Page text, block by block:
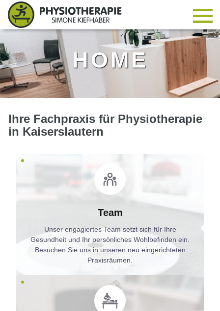
HOME
Ihre Fachpraxis für Physiotherapie
in Kaiserslautern
Team
Unser engagiertes Team setzt sich für Ihre
Gesundheit und Ihr persönliches Wohlbefinden ein.
Besuchen Sie uns in unseren neu eingerichteten
Praxisräumen.